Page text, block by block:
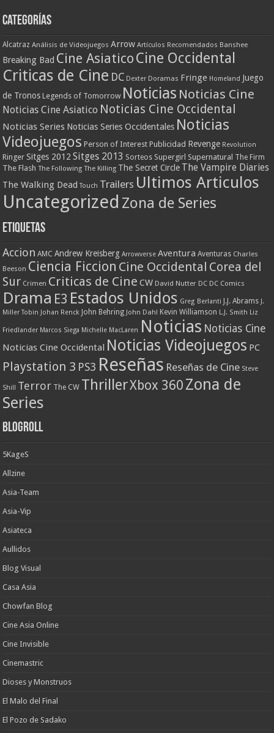
Categorías
Alcatraz Análisis de Videojuegos Arrow Artículos Recomendados Banshee
Breaking Bad Cine AsiaticoCine Occidental
Criticas de Cine DC Dexter Doramas Fringe Homeland Juego
de Tronos Legends of Tomorrow Noticias Noticias Cine
Noticias Cine Asiatico Noticias Cine Occidental
Noticias Series Noticias Series Occidentales Noticias
Videojuegos Person of Interest Publicidad Revenge Revolution
Ringer Sitges 2012 Sitges 2013 Sorteos Supergirl Supernatural The Firm
The Flash The Following The Killing The Secret Circle The Vampire Diaries
The Walking Dead Touch Trailers Ultimos Articulos
Uncategorized Zona de Series
Etiquetas
Accion AMC Andrew Kreisberg Arrowverse Aventura Aventuras Charles
Beeson Ciencia Ficcion Cine Occidental Corea del
Sur Crimen Criticas de Cine CW David Nutter DC DC Comics
Drama E3 Estados Unidos Greg Berlanti J.J. Abrams J.
Miller Tobin Johan Renck John Behring John Dahl Kevin Williamson L.J. Smith Liz
Friedlander Marcos Siega Michelle MacLaren Noticias Noticias Cine
Noticias Cine Occidental Noticias Videojuegos PC
Playstation 3 PS3 Reseñas Reseñas de Cine Steve
Shill Terror The CW ThrillerXbox 360 Zona de
Series
Blogroll
5KageS
Allzine
Asia-Team
Asia-Vip
Asiateca
Aullidos
Blog Visual
Casa Asia
Chowfan Blog
Cine Asia Online
Cine Invisible
Cinemastric
Dioses y Monstruos
El Malo del Final
El Pozo de Sadako